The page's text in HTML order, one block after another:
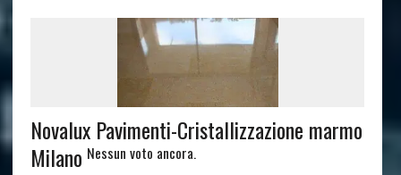
Novalux Pavimenti-Cristallizzazione marmo
Milano Nessun voto ancora.